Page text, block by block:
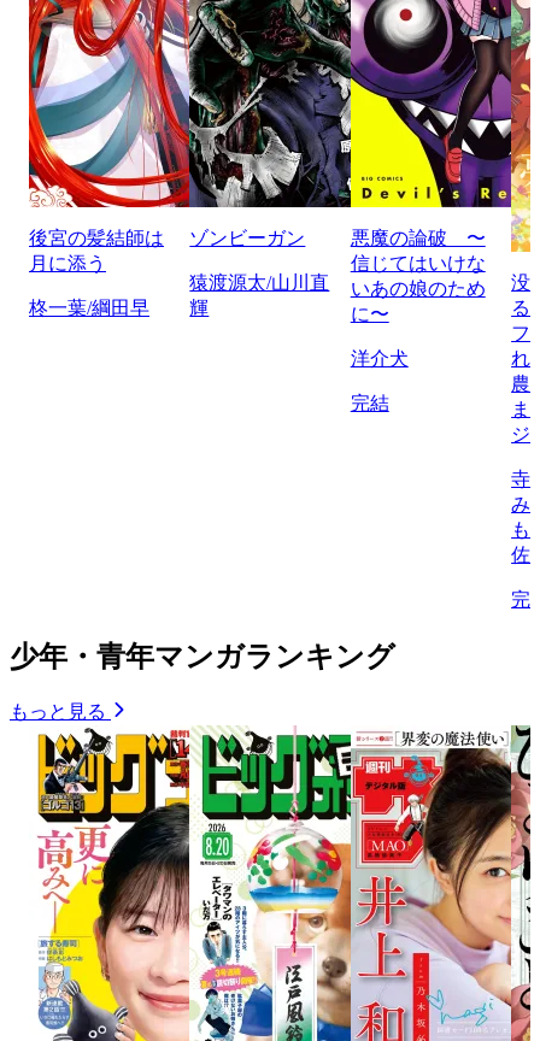
後宮の髪結師は
月に添う
柊一葉/綱田早
ゾンビーガン
猿渡源太/山川直
輝
悪魔の論破 〜
信じてはいけな
いあの娘のため
に〜
洋介犬
完結
没
る
フ
れ
農
ま
ジ
寺
み
も
佐
完
少年・青年マンガランキング
もっと見る